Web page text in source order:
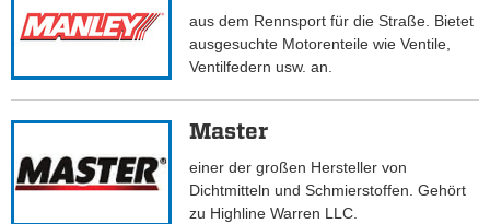
aus dem Rennsport für die Straße. Bietet
ausgesuchte Motorenteile wie Ventile,
Ventilfedern usw. an.
Master
einer der großen Hersteller von
Dichtmitteln und Schmierstoffen. Gehört
zu Highline Warren LLC.